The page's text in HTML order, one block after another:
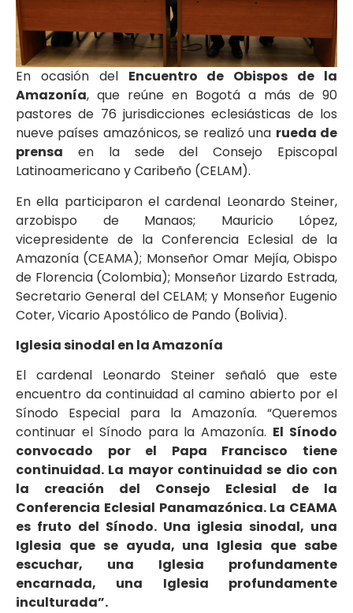
En ocasión del Encuentro de Obispos de la
Amazonía, que reúne en Bogotá a más de 90
pastores de 76 jurisdicciones eclesiásticas de los
nueve países amazónicos, se realizó una rueda de
prensa en la sede del Consejo Episcopal
Latinoamericano y Caribeño (CELAM).
En ella participaron el cardenal Leonardo Steiner,
arzobispo de Manaos; Mauricio López,
vicepresidente de la Conferencia Eclesial de la
Amazonía (CEAMA); Monseñor Omar Mejía, Obispo
de Florencia (Colombia); Monseñor Lizardo Estrada,
Secretario General del CELAM; y Monseñor Eugenio
Coter, Vicario Apostólico de Pando (Bolivia).
Iglesia sinodal en la Amazonía
El cardenal Leonardo Steiner señaló que este
encuentro da continuidad al camino abierto por el
Sínodo Especial para la Amazonía. “Queremos
continuar el Sínodo para la Amazonía. El Sínodo
convocado por el Papa Francisco tiene
continuidad. La mayor continuidad se dio con
la creación del Consejo Eclesial de la
Conferencia Eclesial Panamazónica. La CEAMA
es fruto del Sínodo. Una iglesia sinodal, una
Iglesia que se ayuda, una Iglesia que sabe
escuchar, una Iglesia profundamente
encarnada, una Iglesia profundamente
inculturada”.